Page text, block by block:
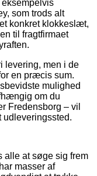
som trods alt
konkret klokkeslæt,
til fragtfirmaet
levering, men i de
en præcis sum.
mulighed
om du
Fredensborg – vil
udleveringssted.
alle at søge sig frem
masser af